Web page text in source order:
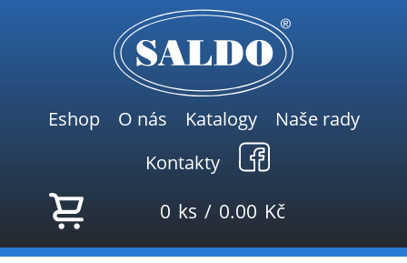
Eshop O nás Katalogy
Naše rady
Kontakty
0 ks / 0.00 Kč